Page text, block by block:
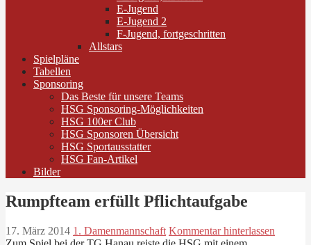
E-Jugend
E-Jugend 2
F-Jugend, fortgeschritten
Allstars
Spielpläne
Tabellen
Sponsoring
Das Beste für unsere Teams
HSG Sponsoring-Möglichkeiten
HSG 100er Club
HSG Sponsoren Übersicht
HSG Sportausstatter
HSG Fan-Artikel
Bilder
Rumpfteam erfüllt Pflichtaufgabe
17. März 2014 1. Damenmannschaft Kommentar hinterlassen